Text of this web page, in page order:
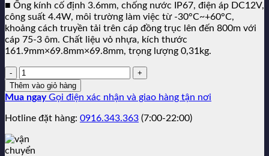
■ Ống kính cố định 3.6mm, chống nước IP67, điện áp DC12V,
công suất 4.4W, môi trường làm việc từ -30°C~+60°C,
khoảng cách truyền tải trên cáp đồng trục lên đến 800m với
cáp 75-3 ôm. Chất liệu vỏ nhựa, kích thước
161.9mm×69.8mm×69.8mm, trọng lượng 0,31kg.
Số
lượng:
Thêm vào giỏ hàng
Mua ngay Gọi điện xác nhận và giao hàng tận nơi
Hotline đặt hàng: 0916.343.363 (7:00-22:00)